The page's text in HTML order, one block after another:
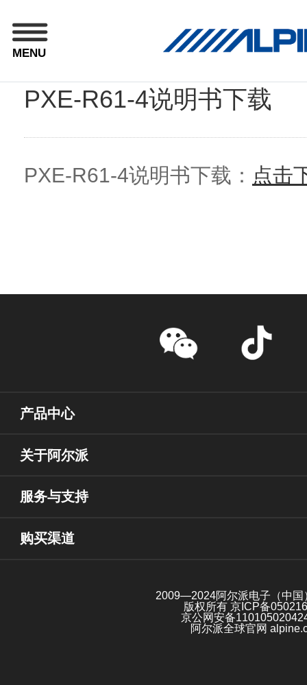
MENU
PXE-R61-4说明书下载
PXE-R61-4说明书下载： 点击
产品中心
关于阿尔派
服务与支持
购买渠道
2009—2024阿尔派电子（中国
版权所有 京ICP备
京公网安备
阿尔派全球官网